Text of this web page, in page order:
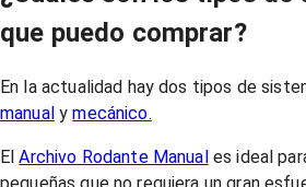
que puedo comprar?
En la actualidad hay dos tipos de
manualymecánico.
ElArchivo Rodante Manuales ideal